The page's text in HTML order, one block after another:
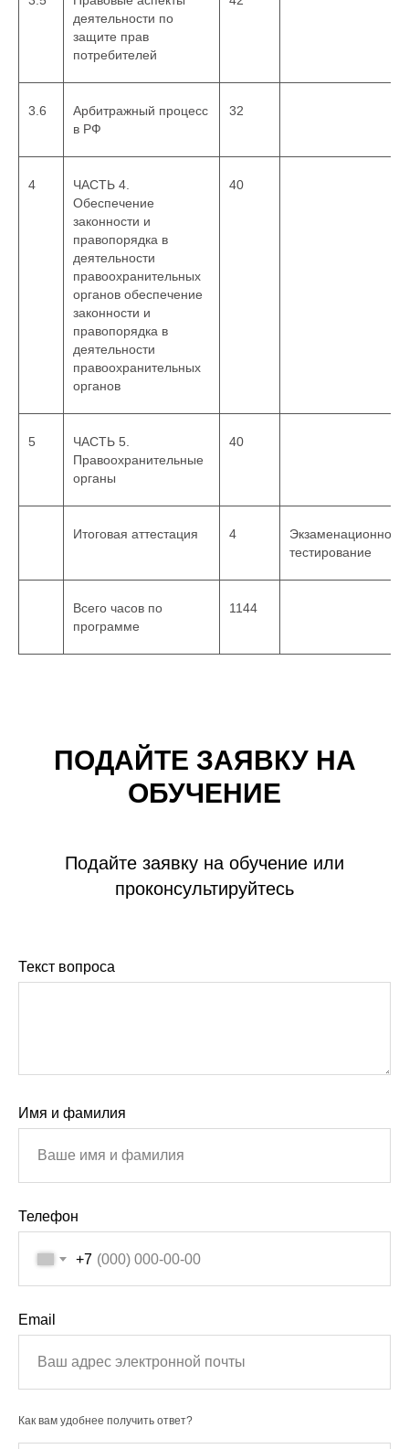
деятельности по
защите прав
потребителей
3.6
Арбитражный процесс
в РФ
32
4
ЧАСТЬ 4.
Обеспечение
законности и
правопорядка в
деятельности
правоохранительных
органов обеспечение
законности и
правопорядка в
деятельности
правоохранительных
органов
40
5
ЧАСТЬ 5.
Правоохранительные
органы
40
Итоговая аттестация 4
Экзаменационное
тестирование
Всего часов по
программе
1144
ПОДАЙТЕ ЗАЯВКУ НА
ОБУЧЕНИЕ
Подайте заявку на обучение или
проконсультируйтесь
Текст вопроса
Имя и фамилия
Телефон
+7
Email
Как вам удобнее получить ответ?